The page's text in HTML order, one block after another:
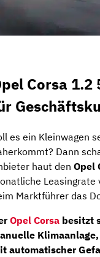
Corsa
es ein Kleinwagen
Dann
haut den Opel
Leasingrate
Marktführer das
Opel Corsa besitzt
automatischer